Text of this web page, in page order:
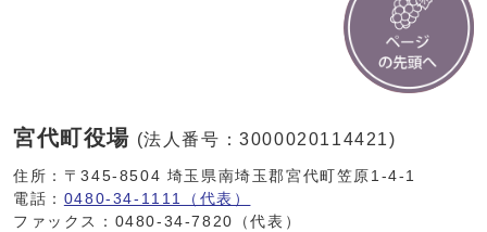
宮代町役場 (法人番号：3000020114421)
住所：〒345-8504 埼玉県南埼玉郡宮代町笠原1-4-1
電話： 0480-34-1111（代表）
ファックス：0480-34-7820（代表）